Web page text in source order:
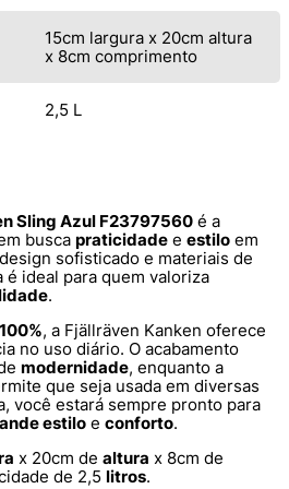
15cm largura x 20cm altura
x 8cm comprimento
2,5 L
Sling Azul F23797560 é a
busca praticidade e estilo em
sofisticado e materiais de
é ideal para quem valoriza
.
, a Fjällräven Kanken oferece
no uso diário. O acabamento
modernidade, enquanto a
que seja usada em diversas
você estará sempre pronto para
estilo e conforto.
x 20cm de altura x 8cm de
de 2,5 litros.